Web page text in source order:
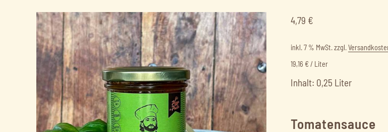
4,79 €
inkl. 7 % MwSt.zzgl.
19,16 € / Liter
Inhalt: 0,25 Liter
Tomatensauce